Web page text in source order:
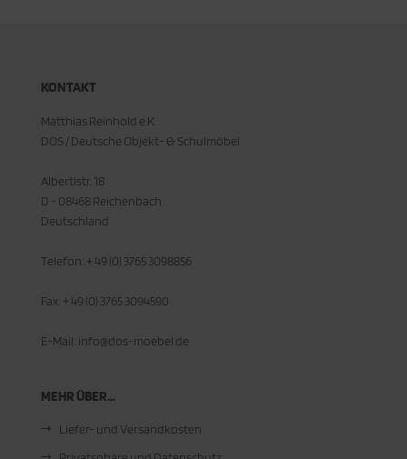
KONTAKT
Matthias Reinhold e.K.
DOS / Deutsche Objekt- & Schulmöbel
Albertistr. 18
D - 08468 Reichenbach
Deutschland
Telefon: + 49 (0) 3765 3098856
Fax: + 49 (0) 3765 3094590
E-Mail: info@dos-moebel.de
MEHR ÜBER...
Liefer- und Versandkosten